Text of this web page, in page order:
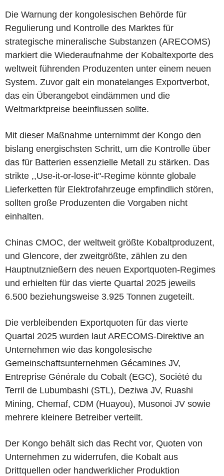
Die Warnung der kongolesischen Behörde für
Regulierung und Kontrolle des Marktes für
strategische mineralische Substanzen (ARECOMS)
markiert die Wiederaufnahme der Kobaltexporte des
weltweit führenden Produzenten unter einem neuen
System. Zuvor galt ein monatelanges Exportverbot,
das ein Überangebot eindämmen und die
Weltmarktpreise beeinflussen sollte.
Mit dieser Maßnahme unternimmt der Kongo den
bislang energischsten Schritt, um die Kontrolle über
das für Batterien essenzielle Metall zu stärken. Das
strikte ,,Use-it-or-lose-it"-Regime könnte globale
Lieferketten für Elektrofahrzeuge empfindlich stören,
sollten große Produzenten die Vorgaben nicht
einhalten.
Chinas CMOC, der weltweit größte Kobaltproduzent,
und Glencore, der zweitgrößte, zählen zu den
Hauptnutznießern des neuen Exportquoten-Regimes
und erhielten für das vierte Quartal 2025 jeweils
6.500 beziehungsweise 3.925 Tonnen zugeteilt.
Die verbleibenden Exportquoten für das vierte
Quartal 2025 wurden laut ARECOMS-Direktive an
Unternehmen wie das kongolesische
Gemeinschaftsunternehmen Gécamines JV,
Entreprise Générale du Cobalt (EGC), Société du
Terril de Lubumbashi (STL), Deziwa JV, Ruashi
Mining, Chemaf, CDM (Huayou), Musonoi JV sowie
mehrere kleinere Betreiber verteilt.
Der Kongo behält sich das Recht vor, Quoten von
Unternehmen zu widerrufen, die Kobalt aus
Drittquellen oder handwerklicher Produktion